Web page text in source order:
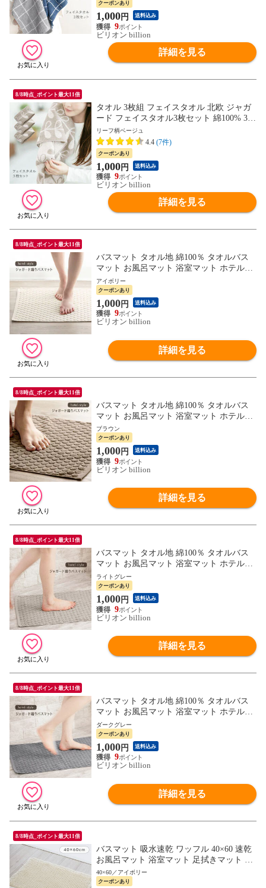
クーポンあり
1,000円 送料込み
9
ビリオン billion
詳細を見る
8/8時点_ポイント最大11倍
タオル 3枚組 フェイスタオル 北欧 ジャガ
ード フェイスタオル3枚セット 綿100% 34×
84cm 【リーフ柄 ベージュ】
リーフ柄ベージュ
4.4 (7件)
クーポンあり
1,000円 送料込み
9
ビリオン billion
詳細を見る
8/8時点_ポイント最大11倍
バスマット タオル地 綿100％ タオルバス
マット お風呂マット 浴室マット ホテルス
タイル 厚手バスマット 45×65cm 【アイボ
リー】
アイボリー
クーポンあり
1,000円 送料込み
9
ビリオン billion
詳細を見る
8/8時点_ポイント最大11倍
バスマット タオル地 綿100％ タオルバス
マット お風呂マット 浴室マット ホテルス
タイル 厚手バスマット 45×65cm 【ブラウ
ン】
ブラウン
クーポンあり
1,000円 送料込み
9
ビリオン billion
詳細を見る
8/8時点_ポイント最大11倍
バスマット タオル地 綿100％ タオルバス
マット お風呂マット 浴室マット ホテルス
タイル 厚手バスマット 45×65cm 【ライト
グレー】
ライトグレー
クーポンあり
1,000円 送料込み
9
ビリオン billion
詳細を見る
8/8時点_ポイント最大11倍
バスマット タオル地 綿100％ タオルバス
マット お風呂マット 浴室マット ホテルス
タイル 厚手バスマット 45×65cm 【ダーク
グレー】
ダークグレー
クーポンあり
1,000円 送料込み
9
ビリオン billion
詳細を見る
8/8時点_ポイント最大11倍
バスマット 吸水速乾 ワッフル 40×60 速乾
お風呂マット 浴室マット 足拭きマット マ
ット 吸水 洗える【アイボリー】
40×60／アイボリー
クーポンあり